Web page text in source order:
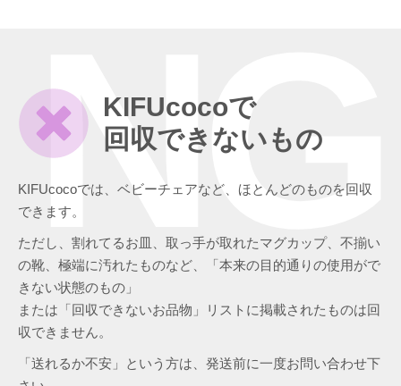
KIFUcocoで
回収できないもの
KIFUcocoでは、ベビーチェアなど、ほとんどのものを回収
できます。
ただし、割れてるお皿、取っ手が取れたマグカップ、不揃い
の靴、極端に汚れたものなど、「本来の目的通りの使用がで
きない状態のもの」
または「回収できないお品物」リストに掲載されたものは回
収できません。
「送れるか不安」という方は、発送前に一度お問い合わせ下
NG